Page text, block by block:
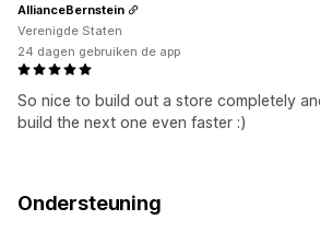
So nice to build out a store completely
build the next one even faster :)
AllianceBernstein
Verenigde Staten
24 dagen gebruiken de app
Ondersteuning